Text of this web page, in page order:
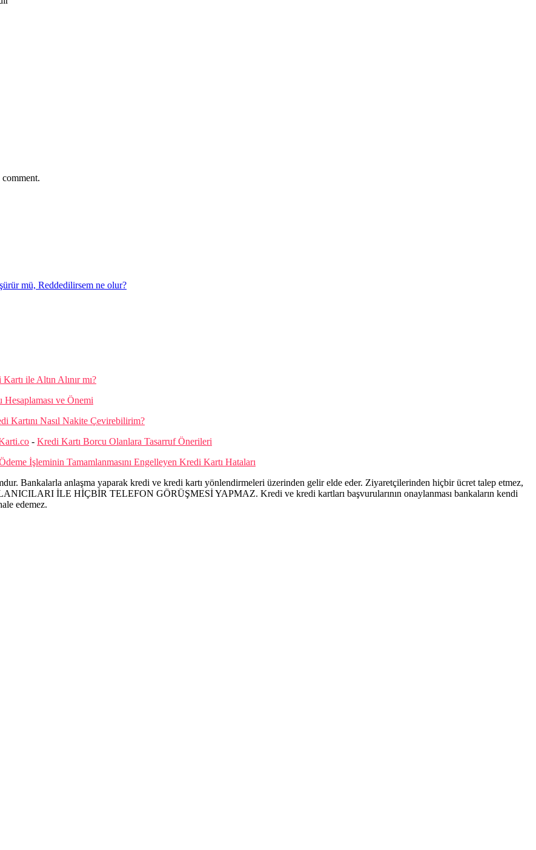
mü, Reddedilirsem ne olur?
ile Altın Alınır mı?
ve Önemi
Kartını Nasıl Nakite Çevirebilirim?
- Kredi Kartı Borcu Olanlara Tasarruf Önerileri
İşleminin Tamamlanmasını Engelleyen Kredi Kartı Hataları
Bankalarla anlaşma yaparak kredi ve kredi kartı yönlendirmeleri üzerinden gelir elde eder. Ziyaretçilerinden hiçbir ücret talep etmez,
İLE HİÇBİR TELEFON GÖRÜŞMESİ YAPMAZ. Kredi ve kredi kartları başvurularının onaylanması bankaların kendi
edemez.